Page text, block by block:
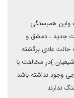
واین همبستگی
جدید ، دمشق و
حالت عادی برگشته
ها و شیعیان )در مخالفت با
وجود نداشته باشد
ندارند